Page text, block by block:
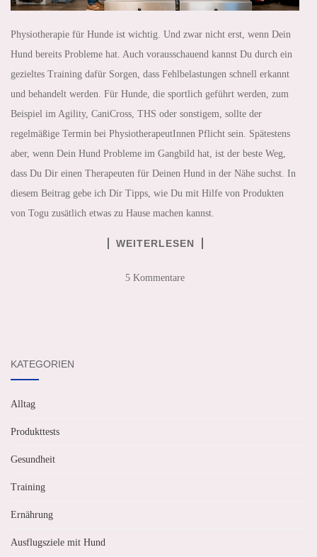
Physiotherapie für Hunde ist wichtig. Und zwar nicht erst, wenn Dein
Hund bereits Probleme hat. Auch vorausschauend kannst Du durch ein
gezieltes Training dafür Sorgen, dass Fehlbelastungen schnell erkannt
und behandelt werden. Für Hunde, die sportlich geführt werden, zum
Beispiel im Agility, CaniCross, THS oder sonstigem, sollte der
regelmäßige Termin bei PhysiotherapeutInnen Pflicht sein. Spätestens
aber, wenn Dein Hund Probleme im Gangbild hat, ist der beste Weg,
dass Du Dir einen Therapeuten für Deinen Hund in der Nähe suchst. In
diesem Beitrag gebe ich Dir Tipps, wie Du mit Hilfe von Produkten
von Togu zusätlich etwas zu Hause machen kannst.
WEITERLESEN
5 Kommentare
KATEGORIEN
Alltag
Produkttests
Gesundheit
Training
Ernährung
Ausflugsziele mit Hund